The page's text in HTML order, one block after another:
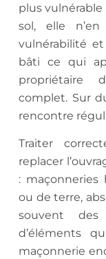
plus
sol, elle
vulnérabilité
bâti ce qui
propriétaire
complet. Sur
rencontre
Traiter
replacer
: maçonneries
ou de terre,
souvent des
d’éléments
maçonnerie